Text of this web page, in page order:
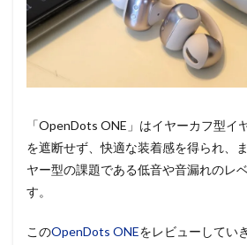
「OpenDots ONE」はイヤーカフ型イ
を遮断せず、快適な装着感を得られ、
ヤー型の課題である低音や音漏れのレ
す。
このOpenDots ONEをレビューしてい